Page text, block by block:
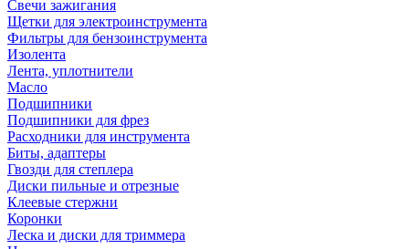
Свечи зажигания
Щетки для электроинструмента
Фильтры для бензоинструмента
Изолента
Лента, уплотнители
Масло
Подшипники
Подшипники для фрез
Расходники для инструмента
Биты, адаптеры
Гвозди для степлера
Диски пильные и отрезные
Клеевые стержни
Коронки
Леска и диски для триммера